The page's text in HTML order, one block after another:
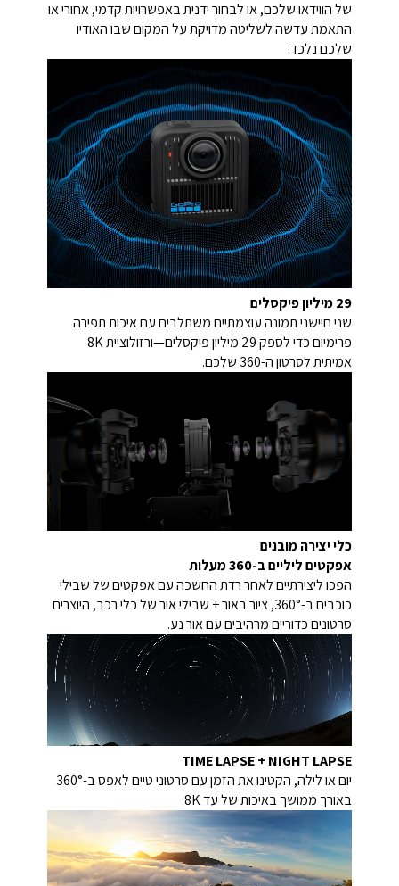
של הווידאו שלכם, או לבחור ידנית באפשרויות קדמי, אחורי או
התאמת עדשה לשליטה מדויקת על המקום שבו האודיו
שלכם נלכד.
29 מיליון פיקסלים
שני חיישני תמונה עוצמתיים משתלבים עם איכות תפירה
פרימיום כדי לספק 29 מיליון פיקסלים—ורזולוציית 8K
אמיתית לסרטון ה-360 שלכם.
כלי יצירה מובנים
אפקטים ליליים ב-360 מעלות
הפכו ליצירתיים לאחר רדת החשכה עם אפקטים של שבילי
כוכבים ב-360°, ציור באור + שבילי אור של כלי רכב, היוצרים
סרטונים כדוריים מרהיבים עם אור נע.
TIME LAPSE + NIGHT LAPSE
יום או לילה, הקטינו את הזמן עם סרטוני טיים לאפס ב-360°
באורך ממושך באיכות של עד 8K.